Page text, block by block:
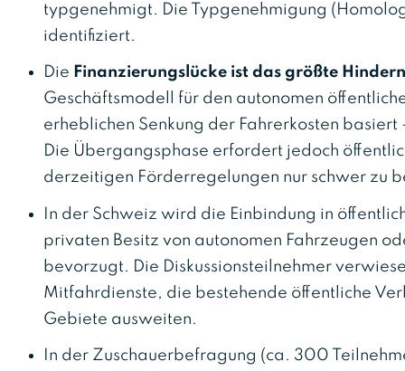
typgenehmigt. Die Typgenehmigung
identifiziert.
Die Finanzierungslücke ist das größte
Geschäftsmodell für den autonomen
erheblichen Senkung der Fahrerkosten
Die Übergangsphase erfordert jedoch
derzeitigen Förderregelungen nur schwer zu
In der Schweiz wird die Einbindung in
privaten Besitz von autonomen Fahrzeugen
bevorzugt. Die Diskussionsteilnehmer
Mitfahrdienste, die bestehende öffentliche
Gebiete ausweiten.
In der Zuschauerbefragung (ca. 300